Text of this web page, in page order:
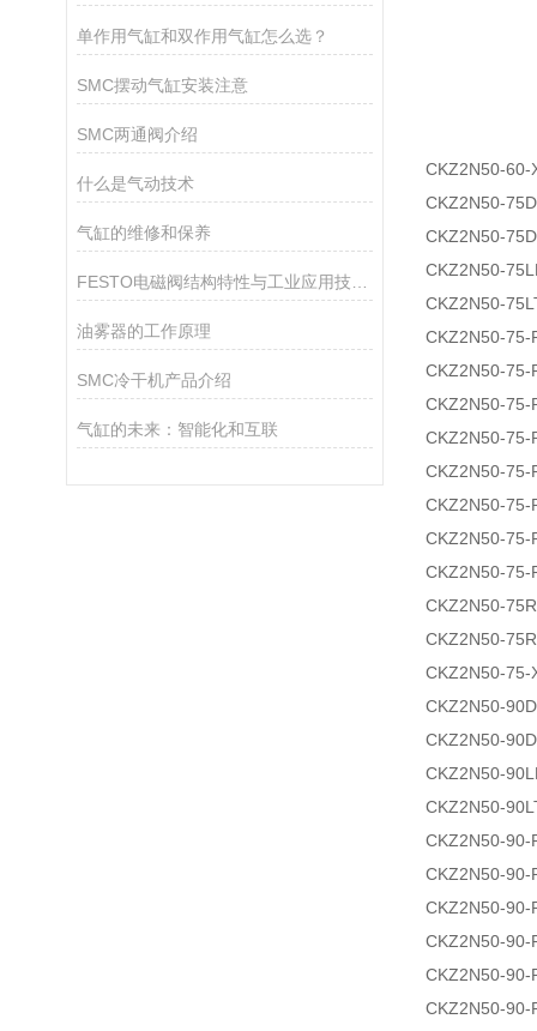
单作用气缸和双作用气缸怎么选？
SMC摆动气缸安装注意
SMC两通阀介绍
什么是气动技术
气缸的维修和保养
FESTO电磁阀结构特性与工业应用技术解析
油雾器的工作原理
SMC冷干机产品介绍
气缸的未来：智能化和互联
CKZ2N50-60-
CKZ2N50-
CKZ2N50-
CKZ2N50-
CKZ2N50-
CKZ2N50-75-
CKZ2N50-75-
CKZ2N50-75-
CKZ2N50-75-
CKZ2N50-75-
CKZ2N50-75-
CKZ2N50-75-
CKZ2N50-75-
CKZ2N50-
CKZ2N50-
CKZ2N50-75-
CKZ2N50-
CKZ2N50-
CKZ2N50-
CKZ2N50-
CKZ2N50-90-
CKZ2N50-90-
CKZ2N50-90-
CKZ2N50-90-
CKZ2N50-90-
CKZ2N50-90-